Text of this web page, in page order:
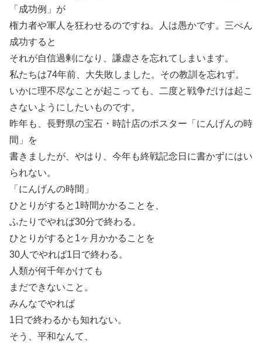
「成功例」が
権力者や軍人を狂わせるのですね。人は愚かです。三べん
成功すると
それが自信過剰になり、謙虚さを忘れてしまいます。
私たちは74年前、大失敗しました。その教訓を忘れず。
いかに理不尽なことが起こっても、二度と戦争だけは起こ
さないようにしたいものです。
昨年も、長野県の宝石・時計店のポスター「にんげんの時
間」を
書きましたが、やはり、今年も終戦記念日に書かずにはい
られない。
「にんげんの時間」
ひとりがすると1時間かかることを、
ふたりでやれば30分で終わる。
ひとりがすると1ヶ月かかることを
30人でやれば1日で終わる。
人類が何千年かけても
まだできないこと。
みんなでやれば
1日で終わるかも知れない。
そう、平和なんて、